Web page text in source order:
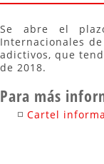
Se abre el
Internacionales
adictivos, que
de 2018.
Para más
Cartel